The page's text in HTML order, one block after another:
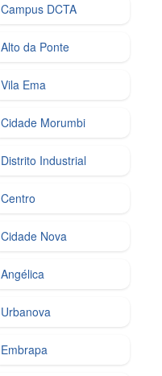
Campus DCTA
Alto da Ponte
Vila Ema
Cidade Morumbi
Distrito Industrial
Centro
Cidade Nova
Angélica
Urbanova
Embrapa